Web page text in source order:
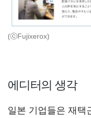
(ⓒFujixerox)
에디터의 생각
일본 기업들은 재택